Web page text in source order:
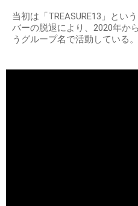
当初は「TREASURE13」とい
バーの脱退により、2020年か
うグループ名で活動している。